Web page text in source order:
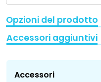
Opzioni del prodotto
Accessori aggiuntivi
Accessori